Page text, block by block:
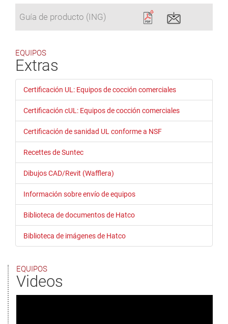
Guía de producto (ING)
EQUIPOS
Extras
Certificación UL: Equipos de cocción comerciales
Certificación cUL: Equipos de cocción comerciales
Certificación de sanidad UL conforme a NSF
Recettes de Suntec
Dibujos CAD/Revit (Wafflera)
Información sobre envío de equipos
Biblioteca de documentos de Hatco
Biblioteca de imágenes de Hatco
EQUIPOS
Videos